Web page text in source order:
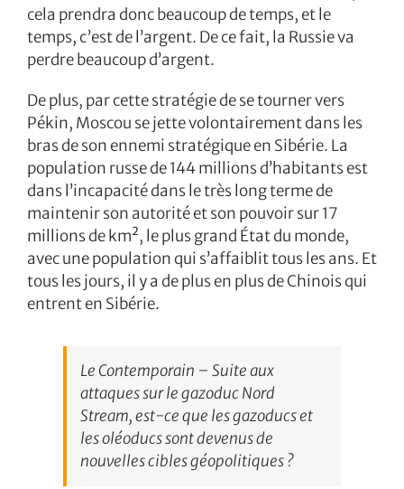
cela prendra donc beaucoup de temps, et le
temps, c’est de l’argent. De ce fait, la Russie va
perdre beaucoup d’argent.
De plus, par cette stratégie de se tourner vers
Pékin, Moscou se jette volontairement dans les
bras de son ennemi stratégique en Sibérie. La
population russe de 144 millions d’habitants est
dans l’incapacité dans le très long terme de
maintenir son autorité et son pouvoir sur 17
millions de km², le plus grand État du monde,
avec une population qui s’affaiblit tous les ans. Et
tous les jours, il y a de plus en plus de Chinois qui
entrent en Sibérie.
Le Contemporain – Suite aux
attaques sur le gazoduc Nord
Stream, est-ce que les gazoducs et
les oléoducs sont devenus de
nouvelles cibles géopolitiques ?